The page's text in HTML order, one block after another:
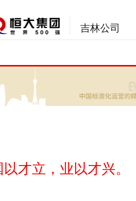
吉林公司
以才立，业以才兴。